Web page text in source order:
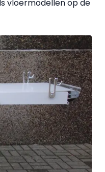
vloermodellen op de